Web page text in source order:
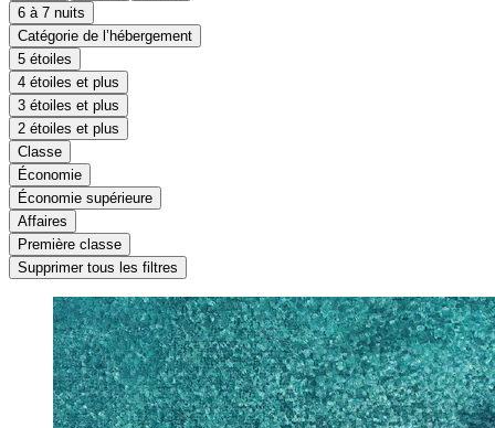
6 à 7 nuits
Catégorie de l’hébergement
5 étoiles
4 étoiles et plus
3 étoiles et plus
2 étoiles et plus
Classe
Économie
Économie supérieure
Affaires
Première classe
Supprimer tous les filtres